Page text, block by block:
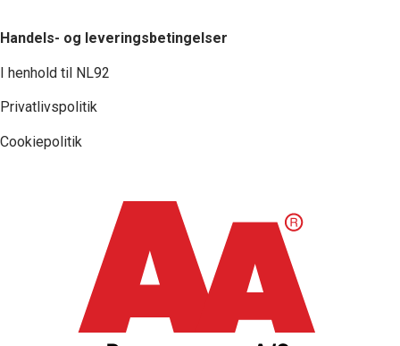
Handels- og leveringsbetingelser
I henhold til NL92
Privatlivspolitik
Cookiepolitik